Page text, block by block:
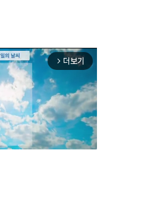
arrow_forward_ios 더보기